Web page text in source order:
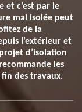
et c’est par le
mal isolée peut
de la
l’extérieur et
d’isolation
les
fin des travaux.